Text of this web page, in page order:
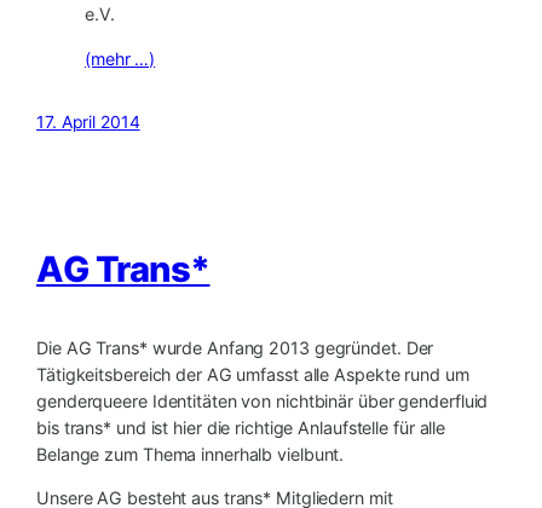
e.V.
(mehr …)
17. April 2014
AG Trans*
Die AG Trans* wurde Anfang 2013 gegründet. Der
Tätigkeitsbereich der AG umfasst alle Aspekte rund um
genderqueere Identitäten von nichtbinär über genderfluid
bis trans* und ist hier die richtige Anlaufstelle für alle
Belange zum Thema innerhalb vielbunt.
Unsere AG besteht aus trans* Mitgliedern mit